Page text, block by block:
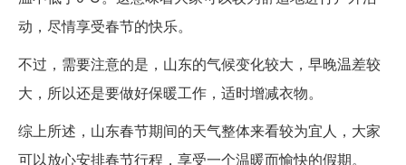
动，尽情享受春节的快乐。
不过，需要注意的是，山东的气候变化较大，早晚温差较
大，所以还是要做好保暖工作，适时增减衣物。
综上所述，山东春节期间的天气整体来看较为宜人，大家
可以放心安排春节行程，享受一个温暖而愉快的假期。